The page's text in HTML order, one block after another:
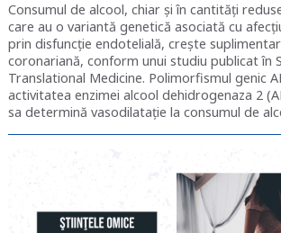
Consumul de alcool, chiar şi în cantităţi
care au o variantă genetică asociată cu
prin disfuncţie endotelială, creşte
coronariană, conform unui studiu publicat în
Translational Medicine. Polimorfismul genic
activitatea enzimei alcool dehidrogenaza 2
sa determină vasodilataţie la consumul de